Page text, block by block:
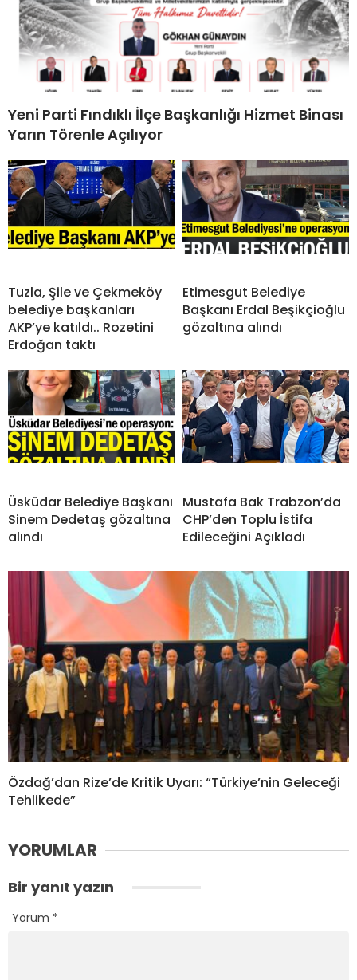
Yeni Parti Fındıklı İlçe Başkanlığı Hizmet Binası
Yarın Törenle Açılıyor
Tuzla, Şile ve Çekmeköy
belediye başkanları
AKP’ye katıldı.. Rozetini
Erdoğan taktı
Etimesgut Belediye
Başkanı Erdal Beşikçioğlu
gözaltına alındı
Üsküdar Belediye Başkanı
Sinem Dedetaş gözaltına
alındı
Mustafa Bak Trabzon’da
CHP’den Toplu İstifa
Edileceğini Açıkladı
Özdağ’dan Rize’de Kritik Uyarı: “Türkiye’nin Geleceği
Tehlikede”
YORUMLAR
Bir yanıt yazın
Yorum *